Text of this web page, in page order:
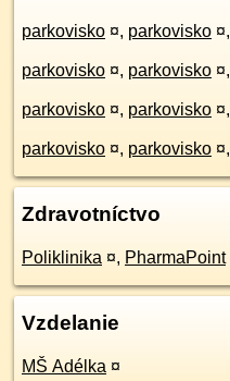
parkovisko ¤, parkovisko ¤,
parkovisko ¤, parkovisko ¤,
parkovisko ¤, parkovisko ¤,
parkovisko ¤, parkovisko ¤,
Zdravotníctvo
Poliklinika ¤, PharmaPoint
Vzdelanie
MŠ Adélka ¤